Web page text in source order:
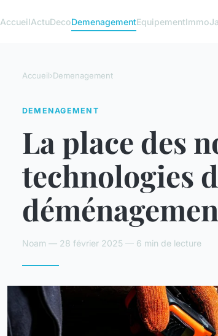
AccueilActuDecoDemenagementEquipementImmo
Accueil›Demenagement
DEMENAGEMENT
La place des
technologies
Noam — 28 février 2025 — 6 min de lecture